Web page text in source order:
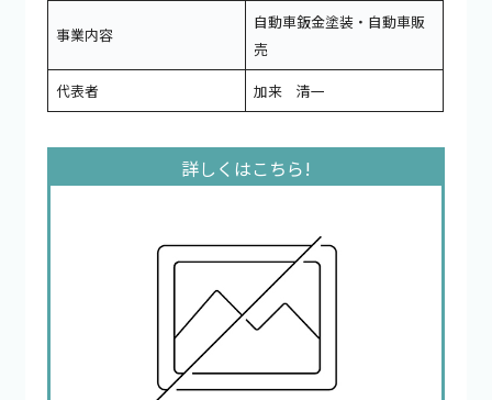
事業内容
自動車鈑金塗装・自動車販
売
代表者
加来 清一